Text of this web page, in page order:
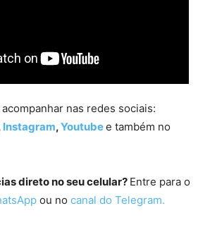
nas redes sociais:
Instagram,Youtubee também no
direto no seu celular? Entre para o
ou no canal do Telegram.